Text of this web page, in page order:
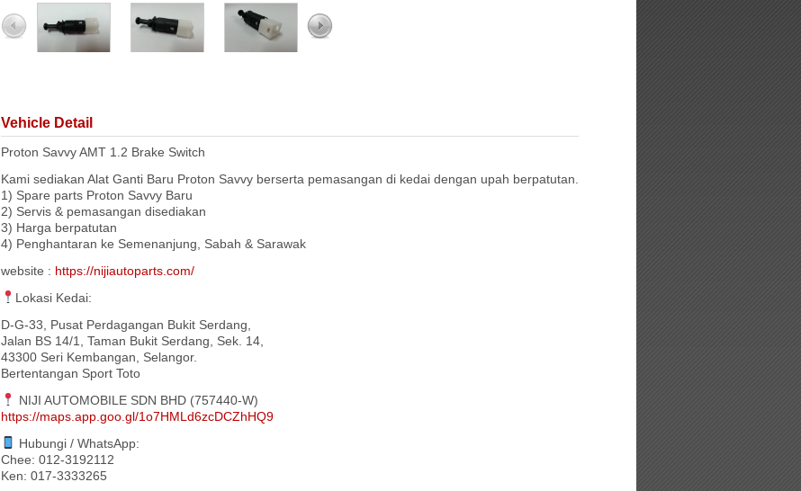
Vehicle Detail
Proton Savvy AMT 1.2 Brake Switch
Kami sediakan Alat Ganti Baru Proton Savvy berserta pemasangan di kedai dengan upah berpatutan.
1) Spare parts Proton Savvy Baru
2) Servis & pemasangan disediakan
3) Harga berpatutan
4) Penghantaran ke Semenanjung, Sabah & Sarawak
website : https://nijiautoparts.com/
Lokasi Kedai:
D-G-33, Pusat Perdagangan Bukit Serdang,
Jalan BS 14/1, Taman Bukit Serdang, Sek. 14,
43300 Seri Kembangan, Selangor.
Bertentangan Sport Toto
NIJI AUTOMOBILE SDN BHD (757440-W)
https://maps.app.goo.gl/1o7HMLd6zcDCZhHQ9
Hubungi / WhatsApp:
Chee: 012-3192112
Ken: 017-3333265